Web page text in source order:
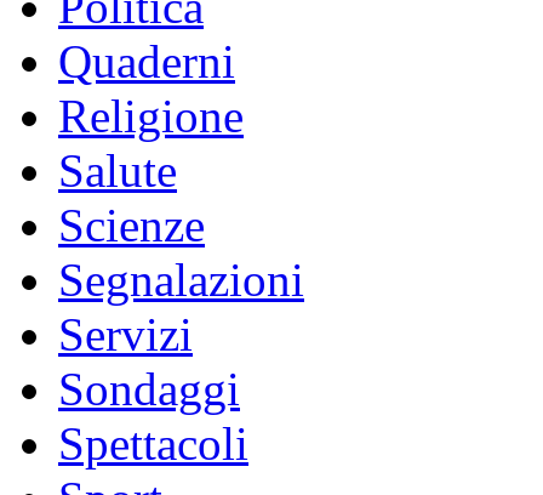
Quaderni
Religione
Salute
Scienze
Segnalazioni
Servizi
Sondaggi
Spettacoli